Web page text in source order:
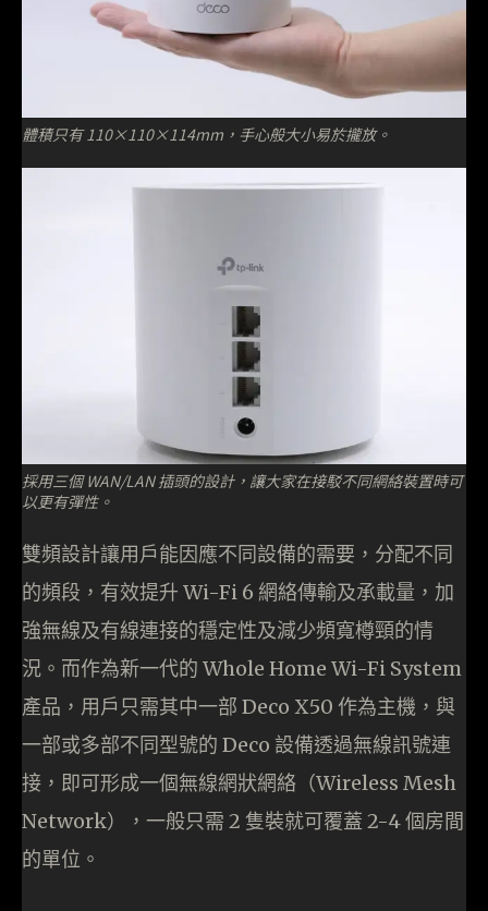
體積只有 110×110×114mm，手心般大小易於攏放。
採用三個 WAN/LAN 插頭的設計，讓大家在接駁不同網絡裝置時可
以更有彈性。
雙頻設計讓用戶能因應不同設備的需要，分配不同
的頻段，有效提升 Wi-Fi 6 網絡傳輸及承載量，加
強無線及有線連接的穩定性及減少頻寬樽頸的情
況。而作為新一代的 Whole Home Wi-Fi System
產品，用戶只需其中一部 Deco X50 作為主機，與
一部或多部不同型號的 Deco 設備透過無線訊號連
接，即可形成一個無線網狀網絡（Wireless Mesh
Network），一般只需 2 隻裝就可覆蓋 2-4 個房間
的單位。